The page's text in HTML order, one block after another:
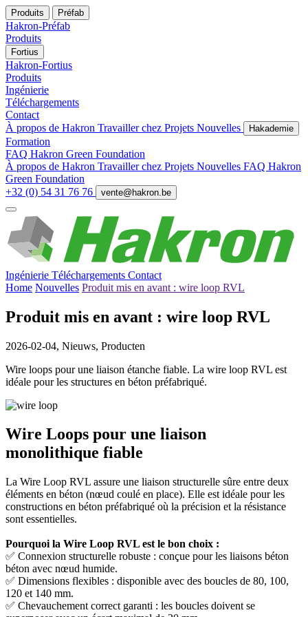
Produits Préfab
Hakron-Préfab
Produits
Fortius
Hakron-Fortius
Produits
Ingénierie
Téléchargements
Contact
À propos de Hakron Travailler chez Projets Nouvelles Hakademie
Formation
FAQ Hakron Green Foundation
À propos de Hakron Travailler chez Projets Nouvelles FAQ Hakron
Green Foundation
+32 (0) 54 31 76 76
vente@hakron.be
Ingénierie Téléchargements Contact
Home Nouvelles Produit mis en avant : wire loop RVL
Produit mis en avant : wire loop RVL
2026-02-04, Nieuws, Producten
Wire loops pour une liaison étanche fiable. La wire loop RVL est
idéale pour les structures en béton préfabriqué.
Wire Loops pour une liaison
monolithique fiable
La Wire Loop RVL assure une liaison structurelle sûre entre deux
éléments en béton (nœud coulé en place). Elle est idéale pour les
constructions en béton préfabriqué où la précision et la résistance
sont essentielles.
Pourquoi la Wire Loop RVL est le bon choix :
✅ Connexion structurelle robuste : conçue pour les liaisons béton
béton avec nœud humide.
✅ Dimensions flexibles : disponible avec des boucles de 80, 100,
120 et 140 mm.
✅ Chevauchement correct garanti : les boucles doivent se